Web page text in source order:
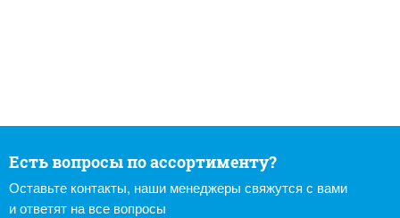
Есть вопросы по ассортименту?
Оставьте контакты, наши менеджеры свяжутся с вами
и ответят на все вопросы